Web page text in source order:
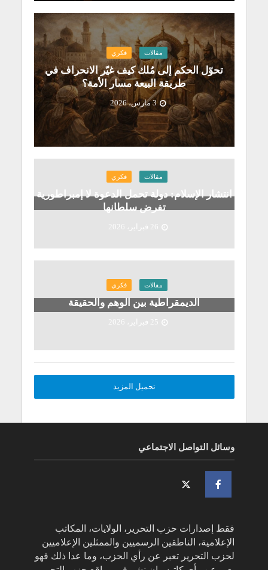
مقالات فكري
تحوّل الحكم إلى مُلك كيف غيّر الانحراف في
طريقة البيعة مسار الأمة؟
3 مارس، 2026
مقالات فكري
انتشار الإسلام: دولة تحمل الدعوة لا إمبراطورية
تفرض سلطانها
26 فبراير، 2026
مقالات فكري
الديمقراطية بين الوهم والحقيقة
25 فبراير، 2026
تحميل المزيد
وسائل التواصل الاجتماعي
فقط إصدارات حزب التحرير، الولايات، المكاتب
الإعلامية، الناطقين الرسميين والممثلين الإعلاميين
لحزب التحرير تعبر عن رأي الحزب، وما عدا ذلك فهو